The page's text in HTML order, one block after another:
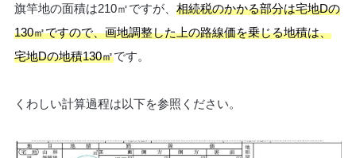
旗竿地の面積は210㎡ですが、 相続税のかかる部分は宅地Dの
130㎡ですので、画地調整した上の路線価を乗じる地積は、
宅地Dの地積130㎡です。
くわしい計算過程は以下を参照ください。